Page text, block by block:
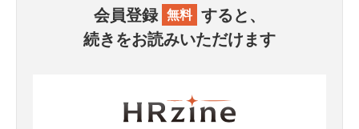
会員登録 無料 すると、
続きをお読みいただけます